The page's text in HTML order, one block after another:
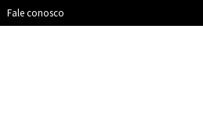
Fale conosco